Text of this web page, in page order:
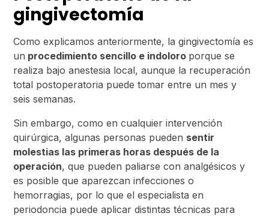
gingivectomía
Como explicamos anteriormente, la gingivectomía es
un procedimiento sencillo e indoloro porque se
realiza bajo anestesia local, aunque la recuperación
total postoperatoria puede tomar entre un mes y
seis semanas.
Sin embargo, como en cualquier intervención
quirúrgica, algunas personas pueden sentir
molestias las primeras horas después de la
operación, que pueden paliarse con analgésicos y
es posible que aparezcan infecciones o
hemorragias, por lo que el especialista en
periodoncia puede aplicar distintas técnicas para